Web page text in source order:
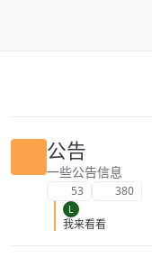
公告
一些公告信息
53 380
L
我来看看